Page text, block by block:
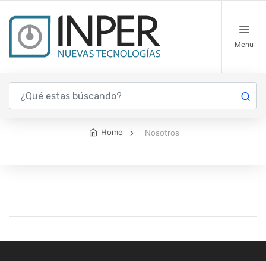
Menu
Nosotros
Home Nosotros